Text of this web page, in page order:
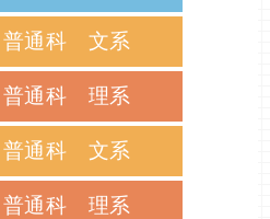
普通科 文系
普通科 理系
普通科 文系
普通科 理系